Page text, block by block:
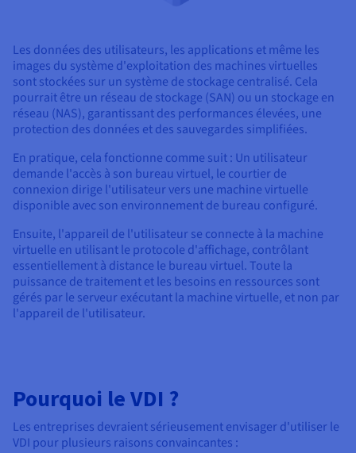
Les données des utilisateurs, les applications et même les
images du système d'exploitation des machines virtuelles
sont stockées sur un système de stockage centralisé. Cela
pourrait être un réseau de stockage (SAN) ou un stockage en
réseau (NAS), garantissant des performances élevées, une
protection des données et des sauvegardes simplifiées.
En pratique, cela fonctionne comme suit : Un utilisateur
demande l'accès à son bureau virtuel, le courtier de
connexion dirige l'utilisateur vers une machine virtuelle
disponible avec son environnement de bureau configuré.
Ensuite, l'appareil de l'utilisateur se connecte à la machine
virtuelle en utilisant le protocole d'affichage, contrôlant
essentiellement à distance le bureau virtuel. Toute la
puissance de traitement et les besoins en ressources sont
gérés par le serveur exécutant la machine virtuelle, et non par
l'appareil de l'utilisateur.
Pourquoi le VDI ?
Les entreprises devraient sérieusement envisager d'utiliser le
VDI pour plusieurs raisons convaincantes :